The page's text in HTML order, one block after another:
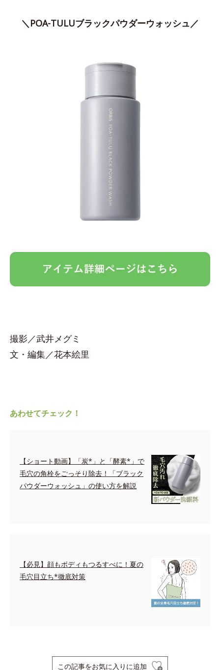
＼POA-TULUブラックパウダーウォッシュ／
撮影／武井メグミ
文・編集／花本絵里
あわせてチェック！
【ショート動画】「炭*」と「酵素*」で
毛穴の角栓をごっそり除去！「ブラック
パウダーウォッシュ」の使い方を解説
【必見】顔もボディもつるすべに！夏の
毛穴目立ち*徹底対策
この記事をお気に入りに追加